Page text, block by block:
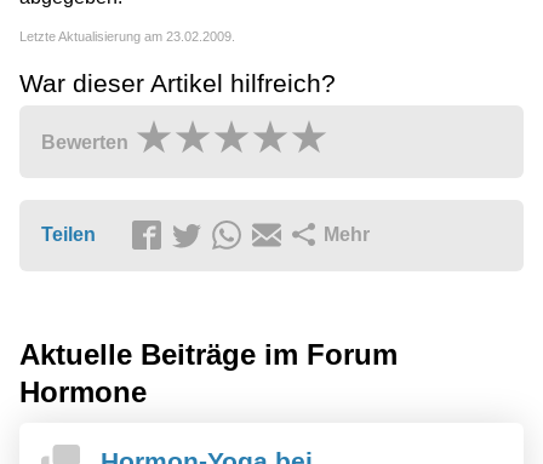
Letzte Aktualisierung am 23.02.2009.
War dieser Artikel hilfreich?
Bewerten
Teilen Mehr
Aktuelle Beiträge im Forum
Hormone